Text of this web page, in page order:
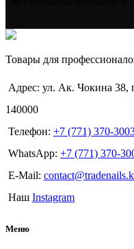
Товары для
Адрес: ул. Ак. Чокина 38,
140000
Телефон: +7 (771) 370-
WhatsApp: +7 (771) 370-
E-Mail:
Наш Instagram
Меню